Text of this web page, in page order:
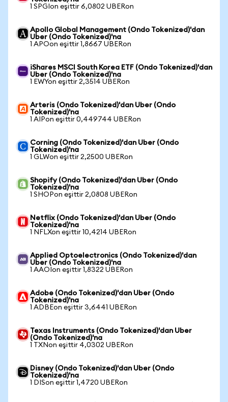
1 SPGIon eşittir 6,0802 UBERon
Apollo Global Management (Ondo Tokenized)'dan
Uber (Ondo Tokenized)'na
1 APOon eşittir 1,8667 UBERon
iShares MSCI South Korea ETF (Ondo Tokenized)'dan
Uber (Ondo Tokenized)'na
1 EWYon eşittir 2,3514 UBERon
Arteris (Ondo Tokenized)'dan Uber (Ondo
Tokenized)'na
1 AIPon eşittir 0,449744 UBERon
Corning (Ondo Tokenized)'dan Uber (Ondo
Tokenized)'na
1 GLWon eşittir 2,2500 UBERon
Shopify (Ondo Tokenized)'dan Uber (Ondo
Tokenized)'na
1 SHOPon eşittir 2,0808 UBERon
Netflix (Ondo Tokenized)'dan Uber (Ondo
Tokenized)'na
1 NFLXon eşittir 10,4214 UBERon
Applied Optoelectronics (Ondo Tokenized)'dan
Uber (Ondo Tokenized)'na
1 AAOIon eşittir 1,8322 UBERon
Adobe (Ondo Tokenized)'dan Uber (Ondo
Tokenized)'na
1 ADBEon eşittir 3,6441 UBERon
Texas Instruments (Ondo Tokenized)'dan Uber
(Ondo Tokenized)'na
1 TXNon eşittir 4,0302 UBERon
Disney (Ondo Tokenized)'dan Uber (Ondo
Tokenized)'na
1 DISon eşittir 1,4720 UBERon